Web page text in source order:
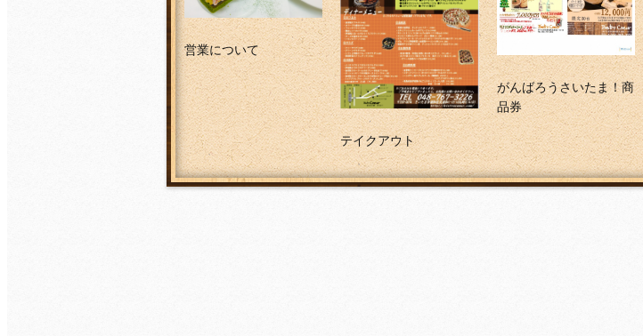
営業について
テイクアウト
がんばろうさいたま！商
品券